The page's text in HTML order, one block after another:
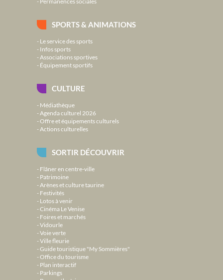
SPORTS & ANIMATIONS
Le service des sports
Infos sports
Associations sportives
Équipement sportifs
CULTURE
Médiathèque
Agenda culturel 2026
Offre et équipements culturels
Actions culturelles
SORTIR DÉCOUVRIR
Flâner en centre-ville
Patrimoine
Arènes et culture taurine
Festivités
Lotos à venir
Cinéma Le Venise
Foires et marchés
Vidourle
Voie verte
Ville fleurie
Guide touristique "My Sommières"
Office du tourisme
Plan interactif
Parkings